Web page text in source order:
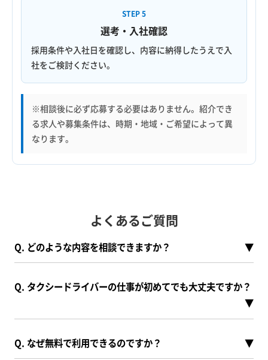
STEP 5
選考・入社確認
採用条件や入社日を確認し、内容に納得したうえで入
社をご検討ください。
※相談後に必ず応募する必要はありません。紹介でき
る求人や募集条件は、時期・地域・ご希望によって異
なります。
よくあるご質問
Q. どのような内容を相談できますか？ ▼
Q. タクシードライバーの仕事が初めてでも大丈夫ですか？
▼
Q. なぜ無料で利用できるのですか？ ▼